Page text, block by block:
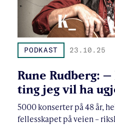
PODKAST 23.10.25
Rune Rudberg:
ting jeg vil ha
5000 konserter på 48 år,
fellesskapet på veien –